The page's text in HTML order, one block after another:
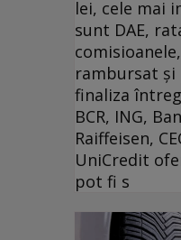
lei, cele mai
sunt DAE,
rambursat
finaliza
BCR, ING,
Raiffeisen,
UniCredit
pot fi s